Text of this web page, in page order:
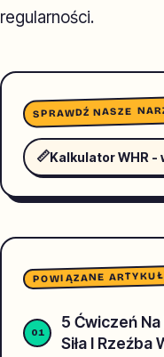
regularności.
SPRAWDŹ NASZE
📏Kalkulator WHR
POWIĄZANE
5 Ćwiczeń
Siła I Rzeźba